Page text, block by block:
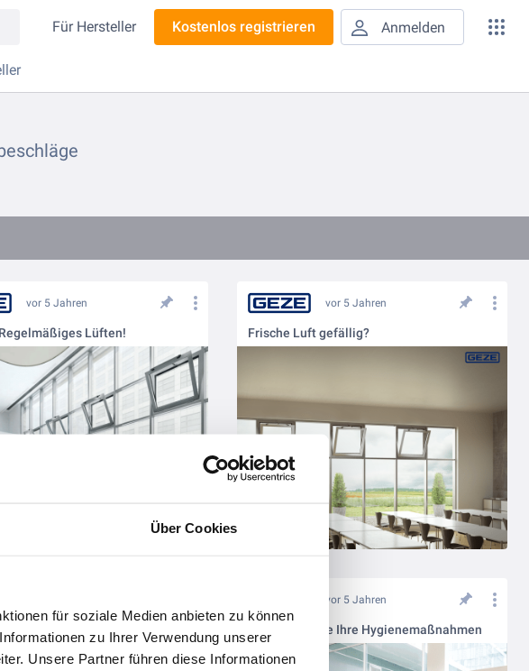
Über Cookies
für soziale Medien anbieten zu können
zu Ihrer Verwendung unserer
Unsere Partner führen diese Informationen
Für Hersteller Kostenlos registrieren Anmelden
vor 5 Jahren
Lüften!
vor 5 Jahren
Frische Luft gefällig?
vor 5 Jahren
Optimieren Sie Ihre Hygienemaßnahmen